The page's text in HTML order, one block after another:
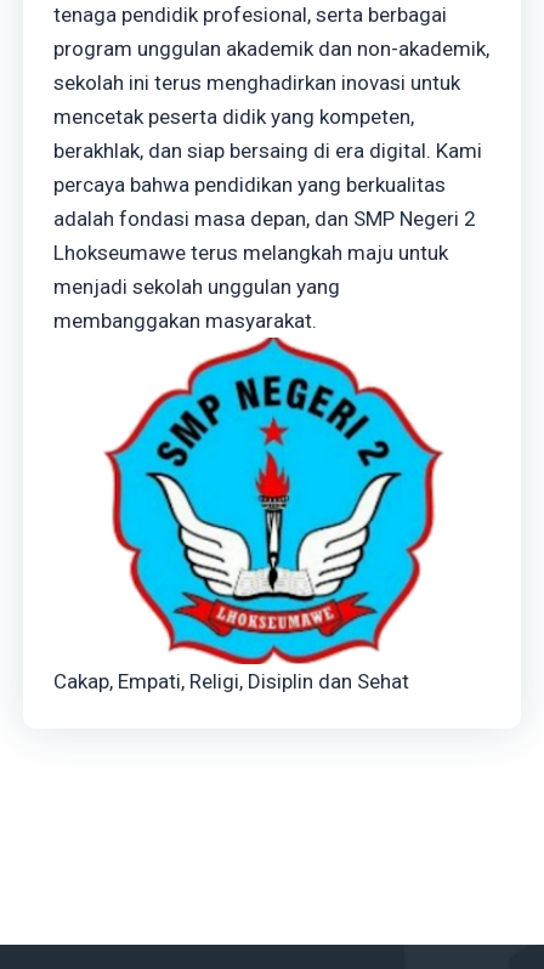
tenaga pendidik profesional, serta berbagai
program unggulan akademik dan non-akademik,
sekolah ini terus menghadirkan inovasi untuk
mencetak peserta didik yang kompeten,
berakhlak, dan siap bersaing di era digital. Kami
percaya bahwa pendidikan yang berkualitas
adalah fondasi masa depan, dan SMP Negeri 2
Lhokseumawe terus melangkah maju untuk
menjadi sekolah unggulan yang
membanggakan masyarakat.
Cakap, Empati, Religi, Disiplin dan Sehat